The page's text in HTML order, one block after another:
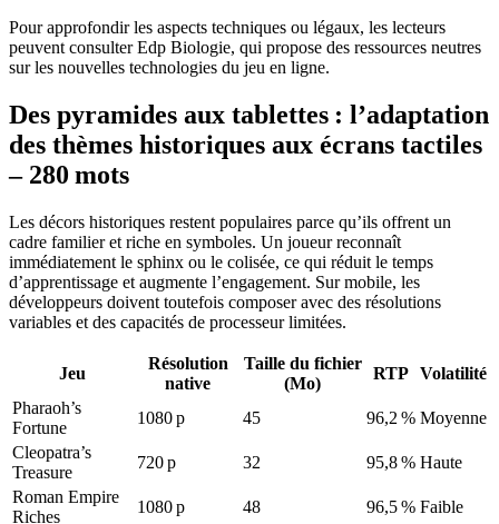
Pour approfondir les aspects techniques ou légaux, les lecteurs
peuvent consulter Edp Biologie, qui propose des ressources neutres
sur les nouvelles technologies du jeu en ligne.
Des pyramides aux tablettes : l’adaptation
des thèmes historiques aux écrans tactiles
– 280 mots
Les décors historiques restent populaires parce qu’ils offrent un
cadre familier et riche en symboles. Un joueur reconnaît
immédiatement le sphinx ou le colisée, ce qui réduit le temps
d’apprentissage et augmente l’engagement. Sur mobile, les
développeurs doivent toutefois composer avec des résolutions
variables et des capacités de processeur limitées.
Jeu
Résolution
native
Taille du fichier
(Mo)
RTP Volatilité
Pharaoh’s
Fortune
1080 p 45 96,2 % Moyenne
Cleopatra’s
Treasure
720 p 32 95,8 % Haute
Roman Empire
Riches
1080 p 48 96,5 % Faible